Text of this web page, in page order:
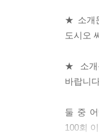
---「〈
에 관심
★ 소개
도시오
★ 소개
바랍니
둘 중
100회